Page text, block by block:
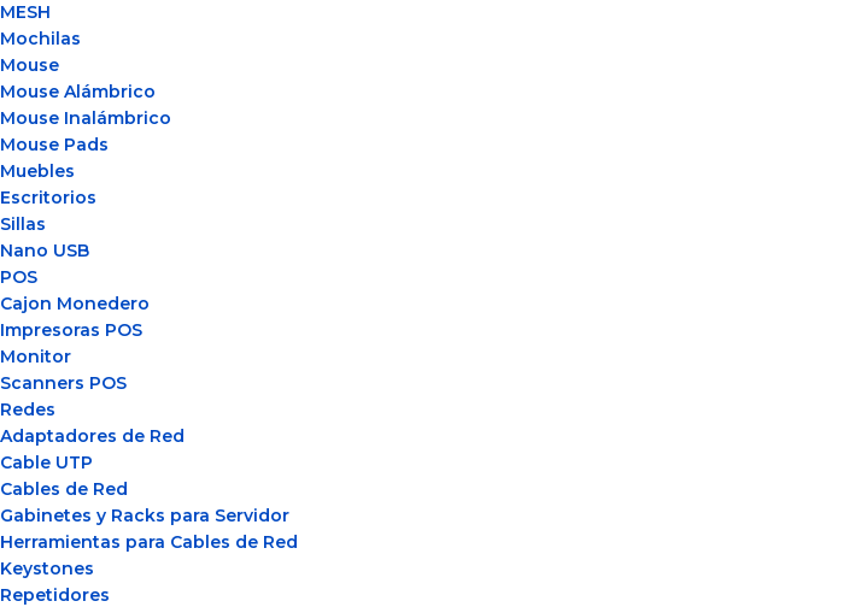
MESH
Mochilas
Mouse
Mouse Alámbrico
Mouse Inalámbrico
Mouse Pads
Muebles
Escritorios
Sillas
Nano USB
POS
Cajon Monedero
Impresoras POS
Monitor
Scanners POS
Redes
Adaptadores de Red
Cable UTP
Cables de Red
Gabinetes y Racks para Servidor
Herramientas para Cables de Red
Keystones
Repetidores